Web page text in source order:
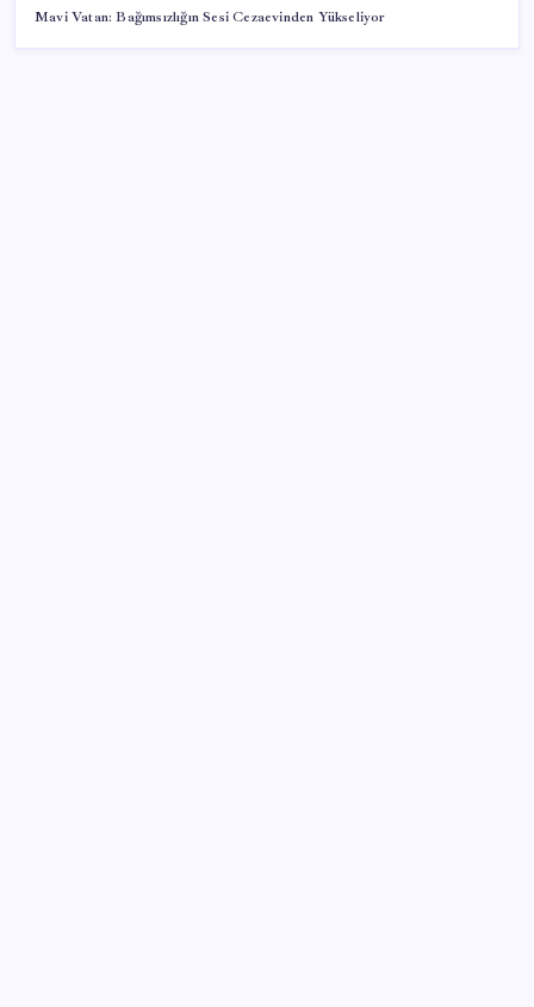
Mavi Vatan: Bağımsızlığın Sesi Cezaevinden Yükseliyor